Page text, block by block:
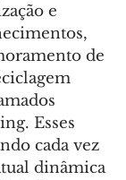
e
de
Esses
cada vez
dinâmica